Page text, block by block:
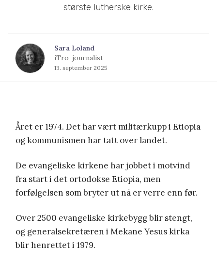
største lutherske kirke.
Sara Loland
iTro-journalist
13. september 2025
Året er 1974. Det har vært militærkupp i Etiopia
og kommunismen har tatt over landet.
De evangeliske kirkene har jobbet i motvind
fra start i det ortodokse Etiopia, men
forfølgelsen som bryter ut nå er verre enn før.
Over 2500 evangeliske kirkebygg blir stengt,
og generalsekretæren i Mekane Yesus kirka
blir henrettet i 1979.